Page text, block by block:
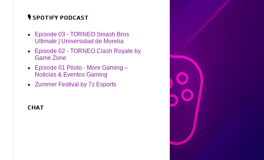
🎙️ SPOTIFY PODCAST
Episode 03 - TORNEO Smash Bros
Ultimate | Universidad de Morelia
Episode 02 - TORNEO Clash Royale by
Game Zone
Episode 01 Piloto - More Gaming –
Noticias & Eventos Gaming
Zummer Festival by ‪7z Esports
CHAT